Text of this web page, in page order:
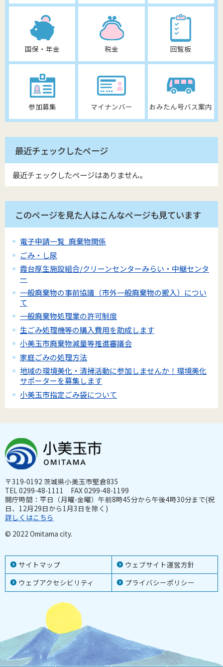
国保・年金 税金 回覧板
参加募集 マイナンバー おみたん号バス案内
最近チェックしたページ
最近チェックしたページはありません。
このページを見た人はこんなページも見ています
電子申請一覧_廃棄物関係
ごみ・し尿
霞台厚生施設組合/クリーンセンターみらい・中継センタ
ー
一般廃棄物の事前協議（市外一般廃棄物の搬入）につい
て
一般廃棄物処理業の許可制度
生ごみ処理機等の購入費用を助成します
小美玉市廃棄物減量等推進審議会
家庭ごみの処理方法
地域の環境美化・清掃活動に参加しませんか！環境美化
サポーターを募集します
小美玉市指定ごみ袋について
サイトマップ
ウェブサイト運営方針
ウェブアクセシビリティ
プライバシーポリシー
〒319-0192 茨城県小美玉市堅倉835
TEL 0299-48-1111 FAX 0299-48-1199
開庁時間：平日（月曜-金曜）午前8時45分から午後4時30分まで(祝
日、12月29日から1月3日を除く)
詳しくはこちら
© 2022 Omitama city.